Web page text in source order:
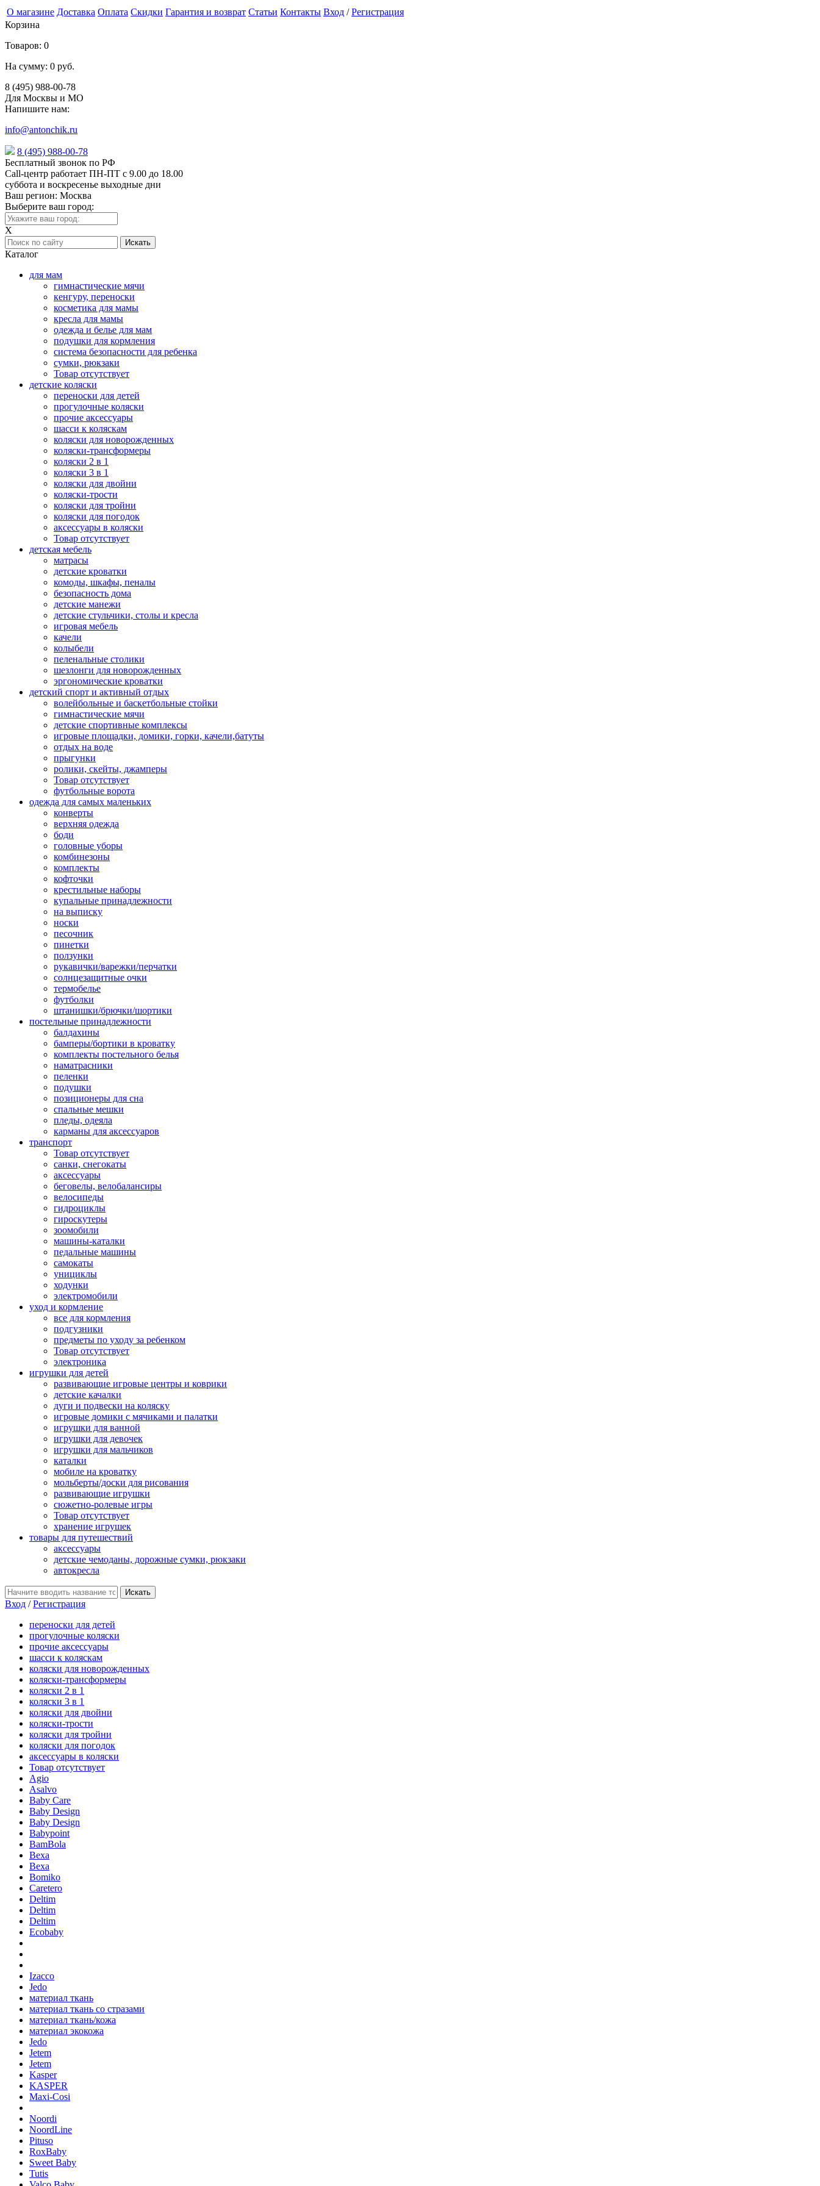
О магазине Доставка Оплата Скидки Гарантия и возврат Статьи Контакты Вход /Регистрация
Корзина
Товаров: 0
На сумму: 0 руб.
8 (495) 988-00-78
Для Москвы и МО
Напишите нам:
info@antonchik.ru
8 (495) 988-00-78
Бесплатный звонок по РФ
Call-центр работает ПН-ПТ с 9.00 до 18.00
суббота и воскресенье выходные дни
Ваш регион: Москва
Выберите ваш город:
X
Каталог
для мам
гимнастические мячи
кенгуру, переноски
косметика для мамы
кресла для мамы
одежда и белье для мам
подушки для кормления
система безопасности для ребенка
сумки, рюкзаки
Товар отсутствует
детские коляски
переноски для детей
прогулочные коляски
прочие аксессуары
шасси к коляскам
коляски для новорожденных
коляски-трансформеры
коляски 2 в 1
коляски 3 в 1
коляски для двойни
коляски-трости
коляски для тройни
коляски для погодок
аксессуары в коляски
Товар отсутствует
детская мебель
матрасы
детские кроватки
комоды, шкафы, пеналы
безопасность дома
детские манежи
детские стульчики, столы и кресла
игровая мебель
качели
колыбели
пеленальные столики
шезлонги для новорожденных
эргономические кроватки
детский спорт и активный отдых
волейбольные и баскетбольные стойки
гимнастические мячи
детские спортивные комплексы
игровые площадки, домики, горки, качели,батуты
отдых на воде
прыгунки
ролики, скейты, джамперы
Товар отсутствует
футбольные ворота
одежда для самых маленьких
конверты
верхняя одежда
боди
головные уборы
комбинезоны
комплекты
кофточки
крестильные наборы
купальные принадлежности
на выписку
носки
песочник
пинетки
ползунки
рукавички/варежки/перчатки
солнцезащитные очки
термобелье
футболки
штанишки/брючки/шортики
постельные принадлежности
балдахины
бамперы/бортики в кроватку
комплекты постельного белья
наматрасники
пеленки
подушки
позиционеры для сна
спальные мешки
пледы, одеяла
карманы для аксеcсуаров
транспорт
Товар отсутствует
санки, снегокаты
аксессуары
беговелы, велобалансиры
велосипеды
гидроциклы
гироскутеры
зоомобили
машины-каталки
педальные машины
самокаты
унициклы
ходунки
электромобили
уход и кормление
все для кормления
подгузники
предметы по уходу за ребенком
Товар отсутствует
электроника
игрушки для детей
развивающие игровые центры и коврики
детские качалки
дуги и подвески на коляску
игровые домики с мячиками и палатки
игрушки для ванной
игрушки для девочек
игрушки для мальчиков
каталки
мобиле на кроватку
мольберты/доски для рисования
развивающие игрушки
сюжетно-ролевые игры
Товар отсутствует
хранение игрушек
товары для путешествий
аксессуары
детские чемоданы, дорожные сумки, рюкзаки
автокресла
Вход /Регистрация
переноски для детей
прогулочные коляски
прочие аксессуары
шасси к коляскам
коляски для новорожденных
коляски-трансформеры
коляски 2 в 1
коляски 3 в 1
коляски для двойни
коляски-трости
коляски для тройни
коляски для погодок
аксессуары в коляски
Товар отсутствует
Agio
Asalvo
Baby Care
Baby Design
Baby Design
Babypoint
BamBola
Bexa
Bexa
Bomiko
Caretero
Deltim
Deltim
Deltim
Ecobaby
Izacco
Jedo
материал ткань
материал ткань со стразами
материал ткань/кожа
материал экокожа
Jedo
Jetem
Jetem
Kasper
KASPER
Maxi-Cosi
Noordi
NoordLine
Pituso
RoxBaby
Sweet Baby
Tutis